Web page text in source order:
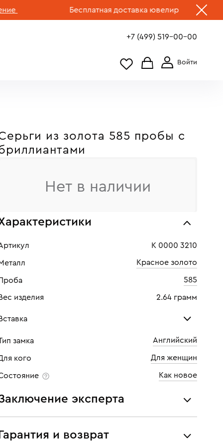
Бесплатная доставка ювелирных изделий по
+7 (499) 519-00-00
из золота 585 пробы c
Нет в наличии
К 0000 3210
Красное золото
585
изделия 2.64 грамм
Бриллиант
2 шт
Огранка Круглая
замка Английский
кого Для женщин
Как новое
эксперта
украшения проходят экспертизу подлинности и
характеристикам ювелирных изделий,
бриллиантов (вес, проба, драгоценный металл, цвет,
Гарантия и возврат